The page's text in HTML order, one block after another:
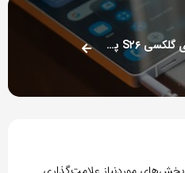
افشای مشخصات باتری گلکسی S۲۶ پرو و S۲۶ اج